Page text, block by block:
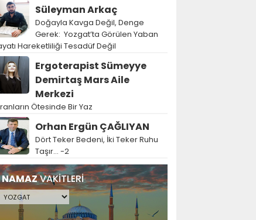
Süleyman Arkaç
Doğayla Kavga Değil, Denge
Gerek: Yozgat’ta Görülen Yaban
Hareketliliği Tesadüf Değil
Ergoterapist Sümeyye
Demirtaş Mars Aile
Merkezi
Ötesinde Bir Yaz
Orhan Ergün ÇAĞLIYAN
Dört Teker Bedeni, İki Teker Ruhu
Taşır… -2
NAMAZVAKİTLERİ